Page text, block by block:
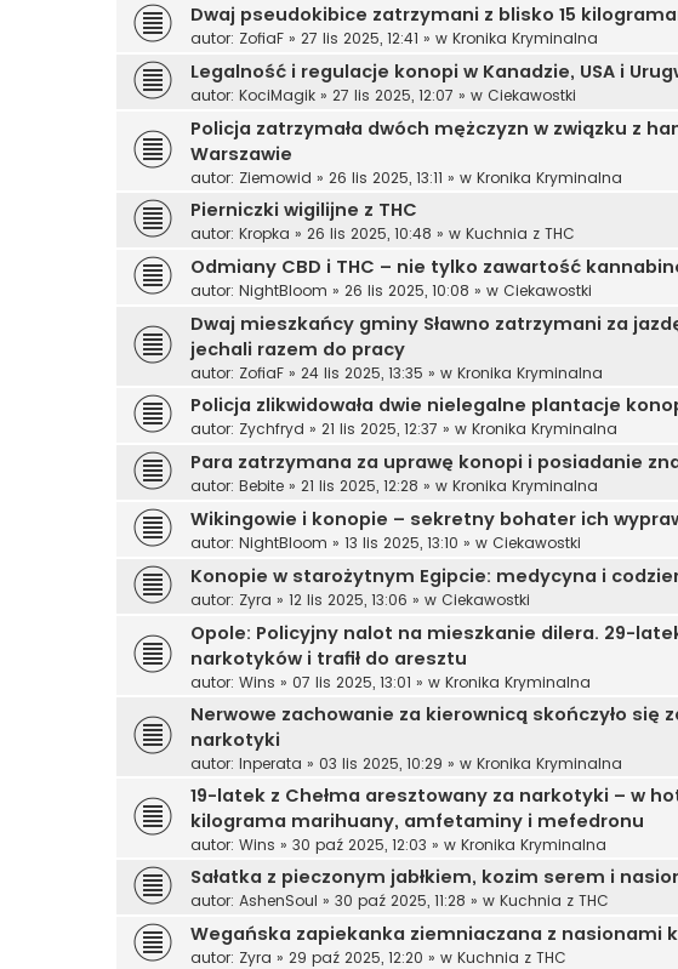
Dwaj pseudokibice zatrzymani z blisko 15
autor: ZofiaF » 27 lis 2025, 12:41 » w Kronika Kryminalna
Legalność i regulacje konopi w Kanadzie, USA i
autor: KociMagik » 27 lis 2025, 12:07 » w Ciekawostki
Policja zatrzymała dwóch mężczyzn w związku z
Warszawie
autor: Ziemowid » 26 lis 2025, 13:11 » w Kronika Kryminalna
Pierniczki wigilijne z THC
autor: Kropka » 26 lis 2025, 10:48 » w Kuchnia z THC
Odmiany CBD i THC – nie tylko zawartość
autor: NightBloom » 26 lis 2025, 10:08 » w Ciekawostki
Dwaj mieszkańcy gminy Sławno zatrzymani za
jechali razem do pracy
autor: ZofiaF » 24 lis 2025, 13:35 » w Kronika Kryminalna
Policja zlikwidowała dwie nielegalne plantacje
autor: Zychfryd » 21 lis 2025, 12:37 » w Kronika Kryminalna
Para zatrzymana za uprawę konopi i posiadanie
autor: Bebite » 21 lis 2025, 12:28 » w Kronika Kryminalna
Wikingowie i konopie – sekretny bohater ich
autor: NightBloom » 13 lis 2025, 13:10 » w Ciekawostki
Konopie w starożytnym Egipcie: medycyna i
autor: Zyra » 12 lis 2025, 13:06 » w Ciekawostki
Opole: Policyjny nalot na mieszkanie dilera. 29-
narkotyków i trafił do aresztu
autor: Wins » 07 lis 2025, 13:01 » w Kronika Kryminalna
Nerwowe zachowanie za kierownicą skończyło się
narkotyki
autor: Inperata » 03 lis 2025, 10:29 » w Kronika Kryminalna
19-latek z Chełma aresztowany za narkotyki – w
kilograma marihuany, amfetaminy i mefedronu
autor: Wins » 30 paź 2025, 12:03 » w Kronika Kryminalna
Sałatka z pieczonym jabłkiem, kozim serem i
autor: AshenSoul » 30 paź 2025, 11:28 » w Kuchnia z THC
Wegańska zapiekanka ziemniaczana z nasionami
autor: Zyra » 29 paź 2025, 12:20 » w Kuchnia z THC